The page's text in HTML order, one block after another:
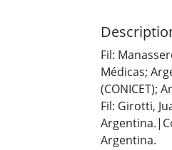
Fil:
Médicas;
(CONICET);
Fil: Girotti,
Argentina.